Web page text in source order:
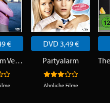
€
Ein Chef zum Verlieben
DVD 3,49 €
Partyalarm
Ähnliche Filme